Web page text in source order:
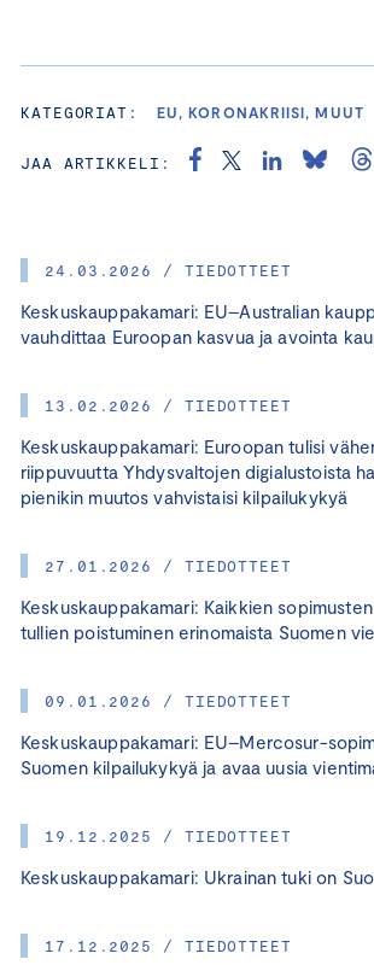
24.03.2026 / TIEDOTTEET
Keskuskauppakamari: EU–Australian
vauhdittaa Euroopan kasvua ja avointa
13.02.2026 / TIEDOTTEET
Keskuskauppakamari: Euroopan tulisi
riippuvuutta Yhdysvaltojen digialustoista
pienikin muutos vahvistaisi kilpailukykyä
27.01.2026 / TIEDOTTEET
Keskuskauppakamari: Kaikkien
tullien poistuminen erinomaista Suomen
09.01.2026 / TIEDOTTEET
Keskuskauppakamari: EU–Mercosur-
Suomen kilpailukykyä ja avaa uusia
19.12.2025 / TIEDOTTEET
Keskuskauppakamari: Ukrainan tuki on
17.12.2025 / TIEDOTTEET
KATEGORIAT: EU, KORONAKRIISI, MUUT
JAA ARTIKKELI: